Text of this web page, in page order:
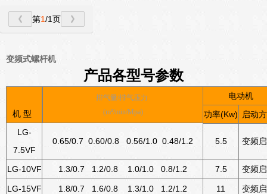
第1/1页
变频式螺杆机
产品各型号参数
机 型
排气量/排气压力
(m³/min/Mpa)
电动机
功率(Kw)
启动
LG-
7.5VF
0.65/0.7 0.60/0.8 0.56/1.0 0.48/1.2 5.5 变频
LG-10VF 1.3/0.7 1.2/0.8 1.0/1.0 0.8/1.2 7.5 变频
LG-15VF 1.8/0.7 1.6/0.8 1.3/1.0 1.2/1.2 11 变频